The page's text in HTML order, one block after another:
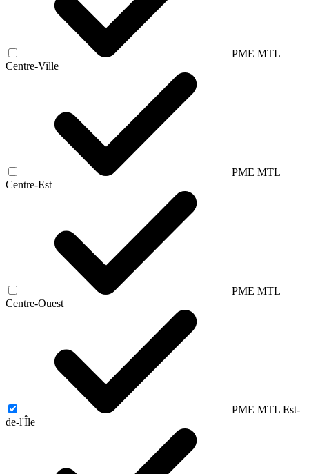
PME MTL
Centre-Ville
PME MTL
Centre-Est
PME MTL
Centre-Ouest
PME MTL Est-
de-l'Île